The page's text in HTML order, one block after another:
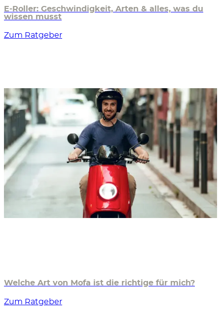
E-Roller: Geschwindigkeit, Arten & alles, was du
wissen musst
Zum Ratgeber
Welche Art von Mofa ist die richtige für mich?
Zum Ratgeber